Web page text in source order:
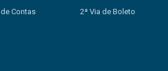
Contas
2ª Via de Boleto